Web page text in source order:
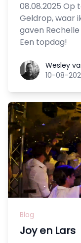
08.08.2025 Op
Geldrop, waar
gaven
Een topdag!
Wesley van
Wesley
10-08-
Blog
Joy en Lars